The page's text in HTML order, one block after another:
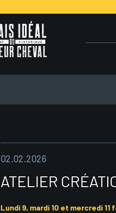
02.02.2026
ATELIER
Lundi 9, mardi 10 et mercredi